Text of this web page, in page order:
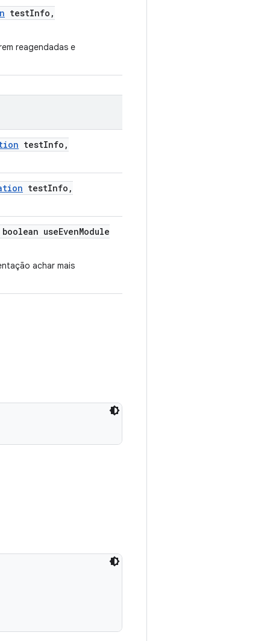
testInfo ,
reagendadas e
testInfo ,
testInfo ,
useEvenModule
achar mais